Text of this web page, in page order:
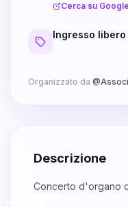
Cerca su
Ingresso libero
Organizzato da @
Descrizione
Concerto d'organo